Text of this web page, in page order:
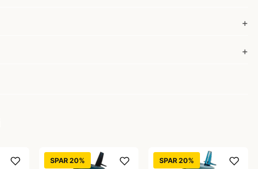
SPAR 20% SPAR 20%